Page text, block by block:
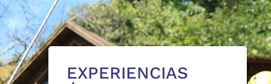
EXPERIENCIAS